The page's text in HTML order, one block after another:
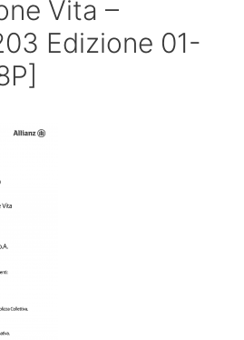
Vita –
Edizione 01-